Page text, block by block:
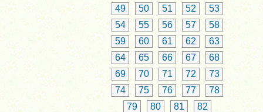
49
50 51 52
53
54
55 56 57
58
59
60 61 62
63
64
65 66 67
68
69
70 71 72
73
74
75 76 77
78
79
80 81 82